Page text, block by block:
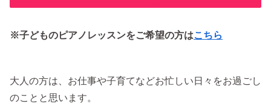
※子どものピアノレッスンをご希望の方はこちら
大人の方は、お仕事や子育てなどお忙しい日々をお過ごし
のことと思います。